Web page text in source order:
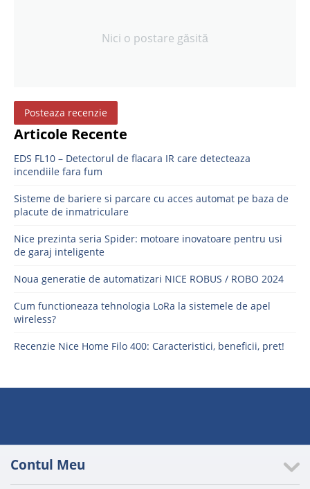
Nici o postare găsită
Posteaza recenzie
Articole Recente
EDS FL10 – Detectorul de flacara IR care detecteaza
incendiile fara fum
Sisteme de bariere si parcare cu acces automat pe baza de
placute de inmatriculare
Nice prezinta seria Spider: motoare inovatoare pentru usi
de garaj inteligente
Noua generatie de automatizari NICE ROBUS / ROBO 2024
Cum functioneaza tehnologia LoRa la sistemele de apel
wireless?
Recenzie Nice Home Filo 400: Caracteristici, beneficii, pret!
Contul Meu